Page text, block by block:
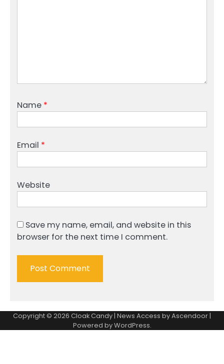
Name *
Email *
Website
Save my name, email, and website in this
browser for the next time I comment.
Copyright © 2026 Cloak Candy | News Access byAscendoor |
Powered byWordPress.